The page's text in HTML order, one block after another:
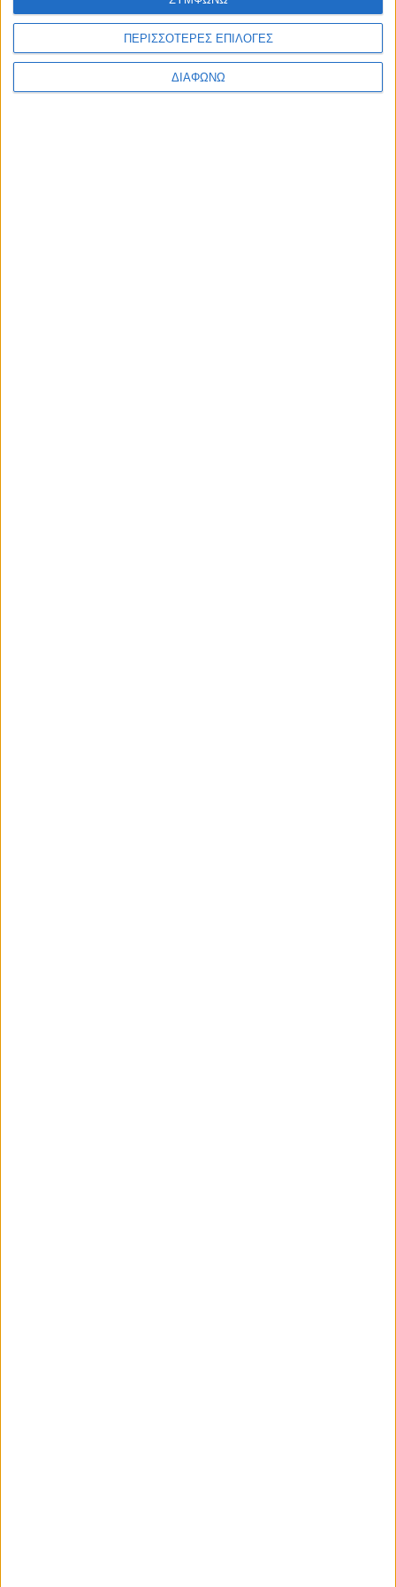
ΠΕΡΙΣΣΟΤΕΡΕΣ ΕΠΙΛΟΓΕΣ
ΔΙΑΦΩΝΩ